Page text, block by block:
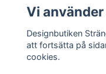
Vi
Designbutiken
att fortsätta på
cookies.